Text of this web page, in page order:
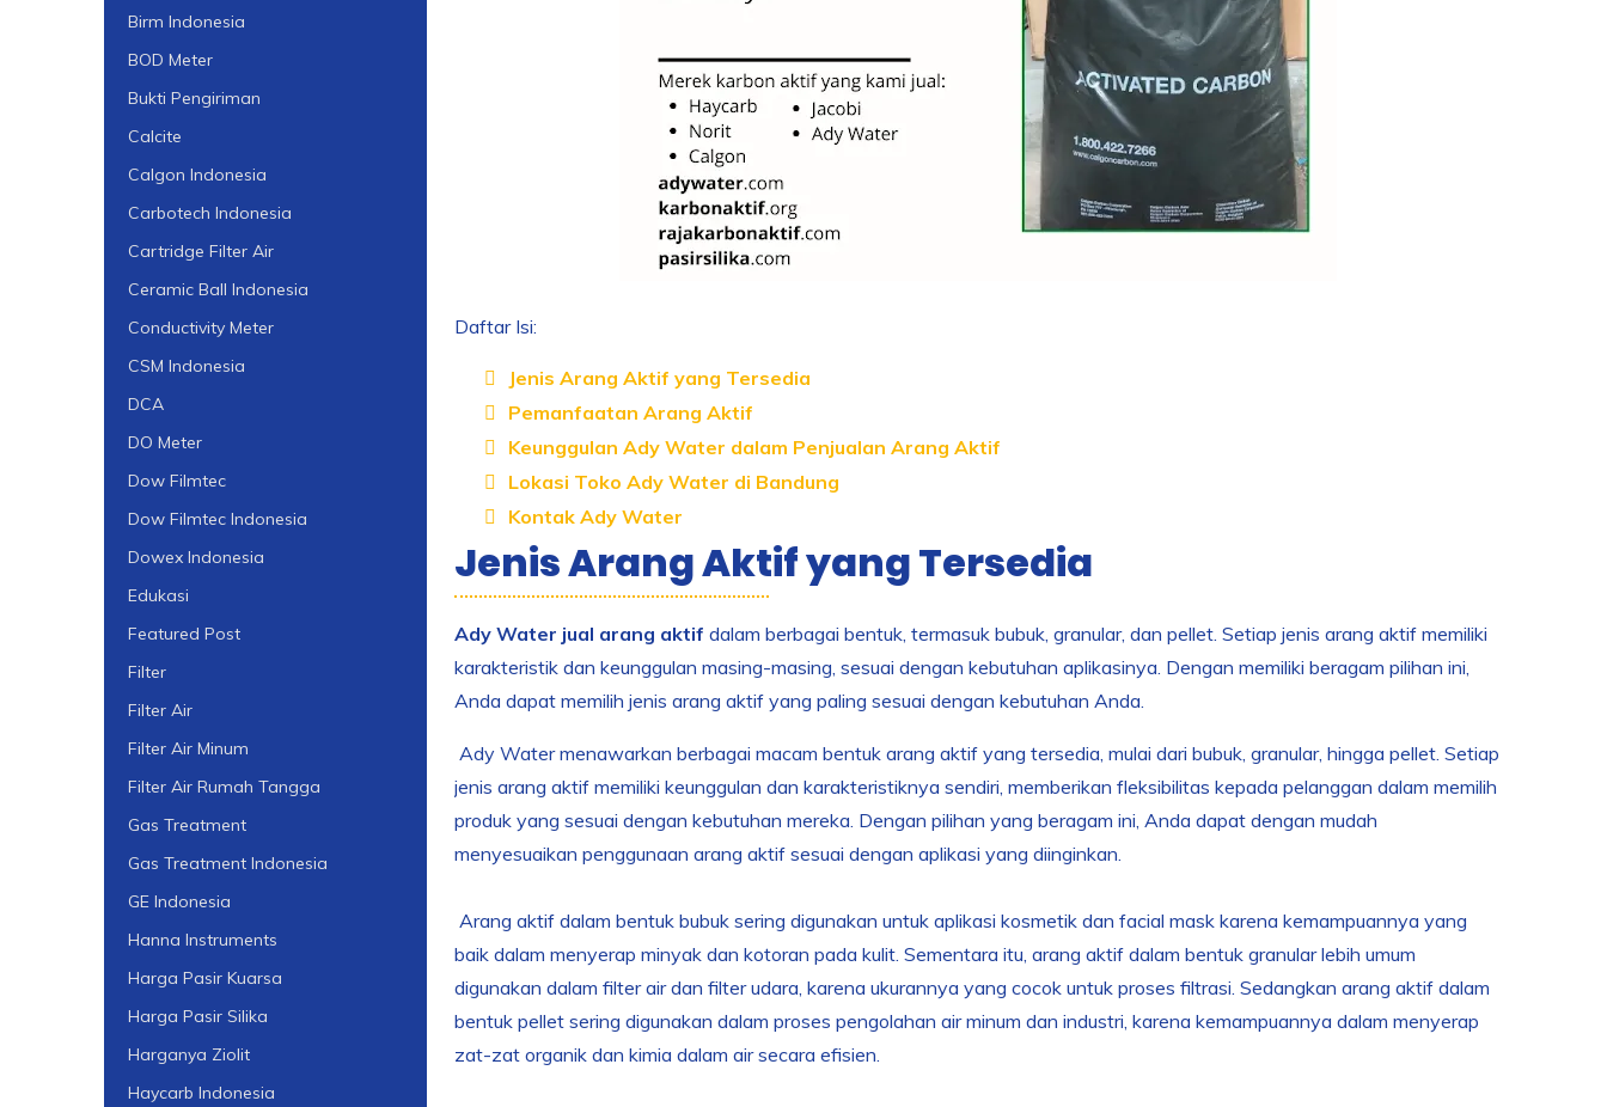
Daftar Isi:
Jenis Arang Aktif yang Tersedia
Pemanfaatan Arang Aktif
Keunggulan Ady Water dalam Penjualan Arang Aktif
Lokasi Toko Ady Water di Bandung
Kontak Ady Water
Jenis Arang Aktif yang Tersedia
Ady Water jual arang aktif dalam berbagai bentuk, termasuk bubuk, granular, dan pellet. Setiap jenis arang aktif memiliki
karakteristik dan keunggulan masing-masing, sesuai dengan kebutuhan aplikasinya. Dengan memiliki beragam pilihan ini,
Anda dapat memilih jenis arang aktif yang paling sesuai dengan kebutuhan Anda.
Ady Water menawarkan berbagai macam bentuk arang aktif yang tersedia, mulai dari bubuk, granular, hingga pellet. Setiap
jenis arang aktif memiliki keunggulan dan karakteristiknya sendiri, memberikan fleksibilitas kepada pelanggan dalam memilih
produk yang sesuai dengan kebutuhan mereka. Dengan pilihan yang beragam ini, Anda dapat dengan mudah
menyesuaikan penggunaan arang aktif sesuai dengan aplikasi yang diinginkan.
Arang aktif dalam bentuk bubuk sering digunakan untuk aplikasi kosmetik dan facial mask karena kemampuannya yang
baik dalam menyerap minyak dan kotoran pada kulit. Sementara itu, arang aktif dalam bentuk granular lebih umum
digunakan dalam filter air dan filter udara, karena ukurannya yang cocok untuk proses filtrasi. Sedangkan arang aktif dalam
bentuk pellet sering digunakan dalam proses pengolahan air minum dan industri, karena kemampuannya dalam menyerap
zat-zat organik dan kimia dalam air secara efisien.
Birm Indonesia
BOD Meter
Bukti Pengiriman
Calcite
Calgon Indonesia
Carbotech Indonesia
Cartridge Filter Air
Ceramic Ball Indonesia
Conductivity Meter
CSM Indonesia
DCA
DO Meter
Dow Filmtec
Dow Filmtec Indonesia
Dowex Indonesia
Edukasi
Featured Post
Filter
Filter Air
Filter Air Minum
Filter Air Rumah Tangga
Gas Treatment
Gas Treatment Indonesia
GE Indonesia
Hanna Instruments
Harga Pasir Kuarsa
Harga Pasir Silika
Harganya Ziolit
Haycarb Indonesia